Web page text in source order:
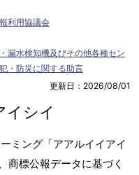
利用協議会
漏水検知機及びその他各種セン
・防災に関する助言
更新日：2026/08/01
イシイ
ミング「アアルイイアイ
商標公報データに基づく